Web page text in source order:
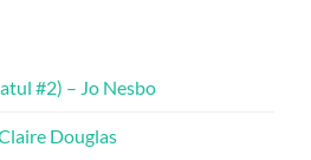
#2) – Jo Nesbo
Douglas